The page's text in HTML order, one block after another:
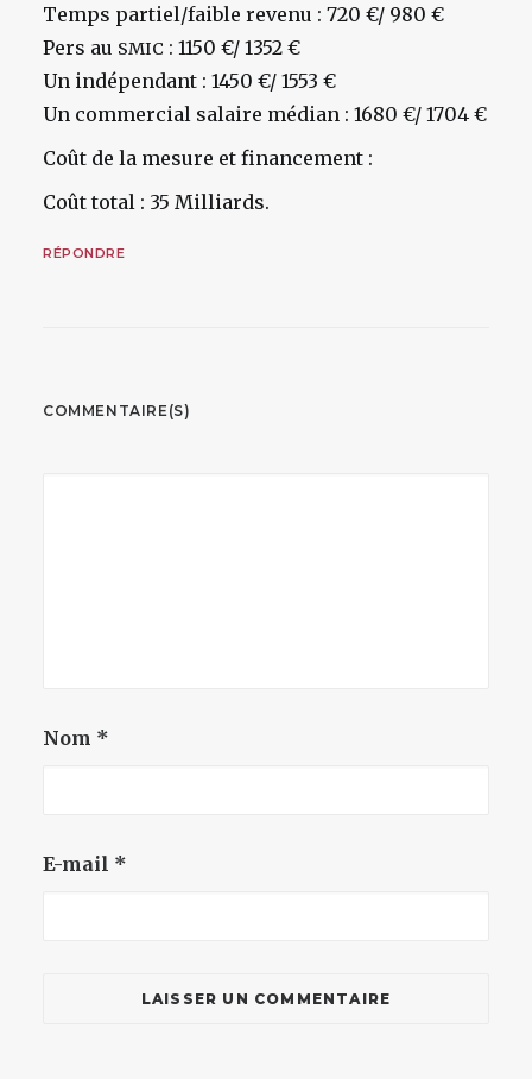
Temps partiel/faible revenu : 720 €/ 980 €
Pers au SMIC : 1150 €/ 1352 €
Un indépendant : 1450 €/ 1553 €
Un commercial salaire médian : 1680 €/ 1704 €
Coût de la mesure et financement :
Coût total : 35 Milliards.
RÉPONDRE
COMMENTAIRE(S)
Nom *
E-mail *